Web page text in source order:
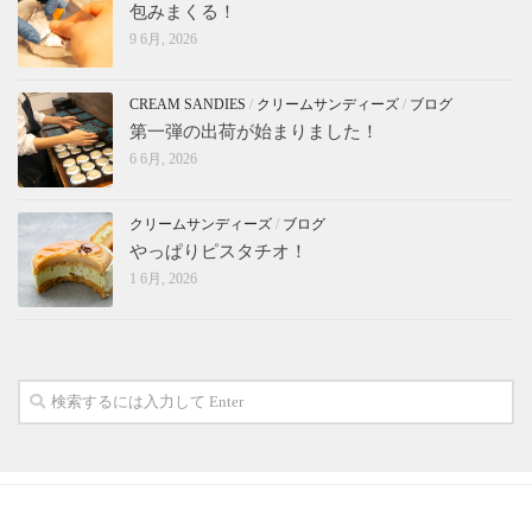
包みまくる！
9 6月, 2026
CREAM SANDIES / クリームサンディーズ / ブログ
第一弾の出荷が始まりました！
6 6月, 2026
クリームサンディーズ / ブログ
やっぱりピスタチオ！
1 6月, 2026